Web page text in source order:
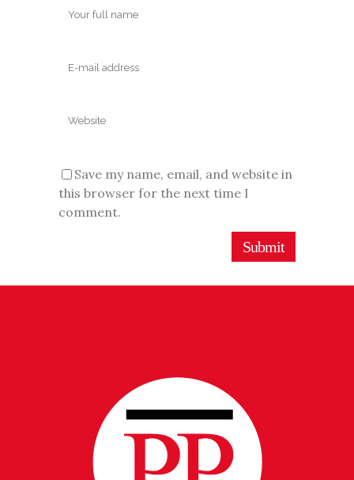
Save my name, email, and website in
this browser for the next time I
comment.